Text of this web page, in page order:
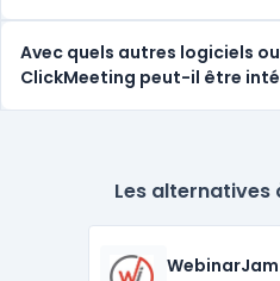
Avec quels autres logiciels
ClickMeeting peut-il être
Les alternatives
WebinarJam